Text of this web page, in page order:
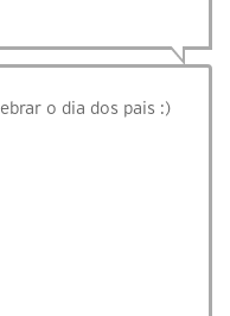
o dia dos pais :)